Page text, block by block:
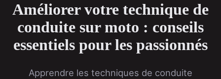
Améliorer votre technique de
conduite sur moto : conseils
essentiels pour les passionnés
Apprendre les techniques de conduite